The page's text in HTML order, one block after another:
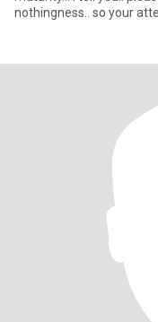
nothingness..